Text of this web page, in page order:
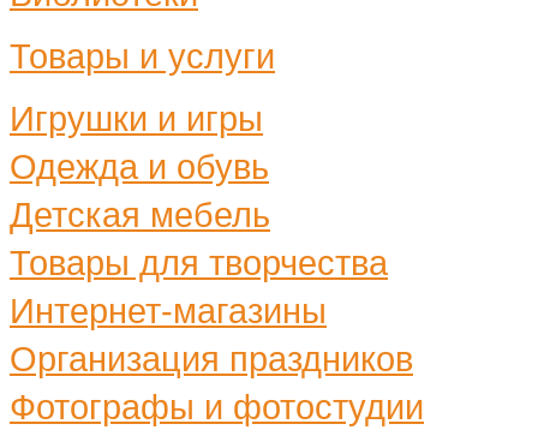
Товары и услуги
Игрушки и игры
Одежда и обувь
Детская мебель
Товары для творчества
Интернет-магазины
Организация праздников
Фотографы и фотостудии